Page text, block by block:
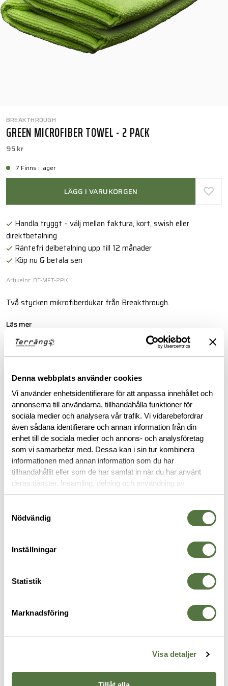
Denna webbplats använder cookies
Vi använder enhetsidentifierare för att anpassa innehållet och
annonserna till användarna, tillhandahålla funktioner för
sociala medier och analysera vår trafik. Vi vidarebefordrar
även sådana identifierare och annan information från din
enhet till de sociala medier och annons- och analysföretag
som vi samarbetar med. Dessa kan i sin tur kombinera
informationen med annan information som du har
tillhandahållit eller som de har samlat in när du har använt
deras tjänster. Insamling, delning och användning av
personuppgifter kan användas för personalisering av
Nödvändig
Inställningar
Statistik
Marknadsföring
Visa detaljer
BREAKTHROUGH
GREEN MICROFIBER TOWEL - 2 PACK
95 kr
7 Finns i lager
LÄGG I VARUKORGEN
Handla tryggt – välj mellan faktura, kort, swish eller
direktbetalning
Räntefri delbetalning upp till 12 månader
Köp nu & betala sen
Artikelnr: BT-MFT-2PK
Två stycken mikrofiberdukar från Breakthrough.
Läs mer
RECENSIONER
OM VARUMÄRKET
VAPENVÅRD
BREAKTHROUGH
BCT Vision Series Airgun /
Rimfire Cleaning Kit - .17 / .22 Cal